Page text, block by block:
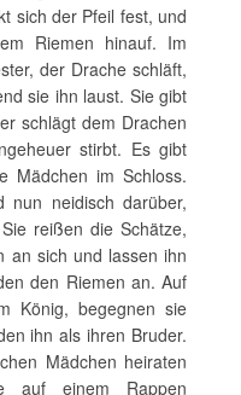
sich der Pfeil fest, und
Riemen hinauf. Im
der Drache schläft,
sie ihn laust. Sie gibt
schlägt dem Drachen
stirbt. Es gibt
Mädchen im Schloss.
nun neidisch darüber,
reißen die Schätze,
an sich und lassen ihn
den Riemen an. Auf
König, begegnen sie
ihn als ihren Bruder.
Mädchen heiraten
auf einem Rappen